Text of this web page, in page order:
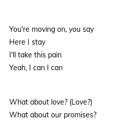
You're moving on, you say
Here I stay
I'll take this pain
Yeah, I can I can
What about love? (Love?)
What about our promises?